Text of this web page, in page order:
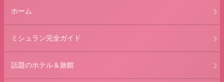
ホーム
ミシュラン完全ガイド
話題のホテル＆旅館